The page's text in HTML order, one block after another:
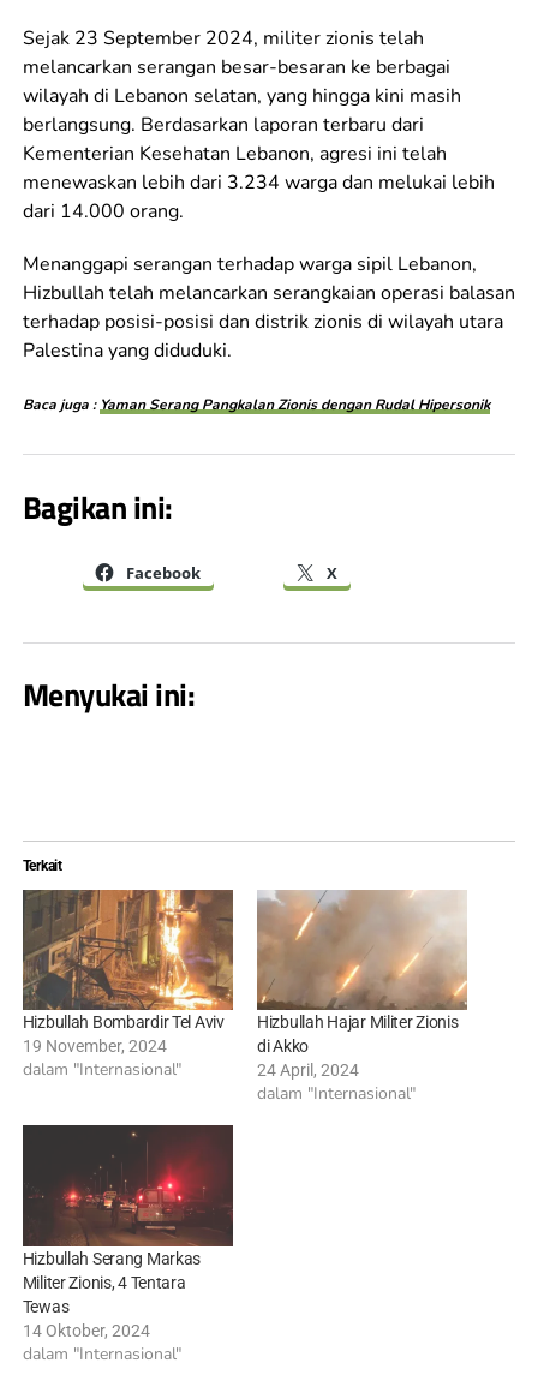
Sejak 23 September 2024, militer zionis telah
melancarkan serangan besar-besaran ke berbagai
wilayah di Lebanon selatan, yang hingga kini masih
berlangsung. Berdasarkan laporan terbaru dari
Kementerian Kesehatan Lebanon, agresi ini telah
menewaskan lebih dari 3.234 warga dan melukai lebih
dari 14.000 orang.
Menanggapi serangan terhadap warga sipil Lebanon,
Hizbullah telah melancarkan serangkaian operasi balasan
terhadap posisi-posisi dan distrik zionis di wilayah utara
Palestina yang diduduki.
Baca juga : Yaman Serang Pangkalan Zionis dengan Rudal Hipersonik
Bagikan ini:
Facebook X
Menyukai ini:
Terkait
Hizbullah Bombardir Tel Aviv
19 November, 2024
dalam "Internasional"
Hizbullah Hajar Militer Zionis
di Akko
24 April, 2024
dalam "Internasional"
Hizbullah Serang Markas
Militer Zionis, 4 Tentara
Tewas
14 Oktober, 2024
dalam "Internasional"